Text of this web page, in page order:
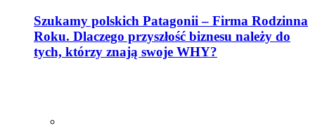
Szukamy polskich Patagonii – Firma Rodzinna
Roku. Dlaczego przyszłość biznesu należy do
tych, którzy znają swoje WHY?